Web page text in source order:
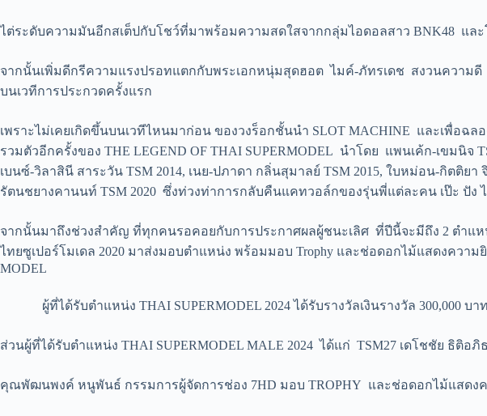
ไต่ระดับความมันอีกสเต็ปกับโชว์ที่มาพร้อมความสดใสจากกลุ่มไอดอลสาว BNK48 แล
จากนั้นเพิ่มดีกรีความแรงปรอทแตกกับพระเอกหนุ่มสุดฮอต ไมค์-ภัทรเดช สงวนความดี
บนเวทีการประกวดครั้งแรก
เพราะไม่เคยเกิดขึ้นบนเวทีไหนมาก่อน ของวงร็อกชั้นนำ SLOT MACHINE และเพื่อฉ
รวมตัวอีกครั้งของ THE LEGEND OF THAI SUPERMODEL นำโดย แพนเค้ก-เขมนิจ
เบนซ์-วิลาสินี สาระวัน TSM 2014, เนย-ปภาดา กลิ่นสุมาลย์ TSM 2015, ใบหม่อน-กิตติย
รัตนชยางคานนท์ TSM 2020 ซึ่งท่วงท่าการกลับคืนแคทวอล์กของรุ่นพี่แต่ละคน เป๊ะ ปัง
จากนั้นมาถึงช่วงสำคัญ ที่ทุกคนรอคอยกับการประกาศผลผู้ชนะเลิศ ที่ปีนี้จะมีถึง 2 ตำแห
ไทยซูเปอร์โมเดล 2020 มาส่งมอบตำแหน่ง พร้อมมอบ Trophy และช่อดอกไม้แสดงควา
MODEL
ผู้ที่ได้รับตำแหน่ง THAI SUPERMODEL 2024 ได้รับรางวัลเงินรางวัล 300,000 บาท
ส่วนผู้ที่ได้รับตำแหน่ง THAI SUPERMODEL MALE 2024 ได้แก่ TSM27 เดโชชัย ธิติอภิ
คุณพัฒนพงค์ หนูพันธ์ กรรมการผู้จัดการช่อง 7HD มอบ TROPHY และช่อดอกไม้แสดง